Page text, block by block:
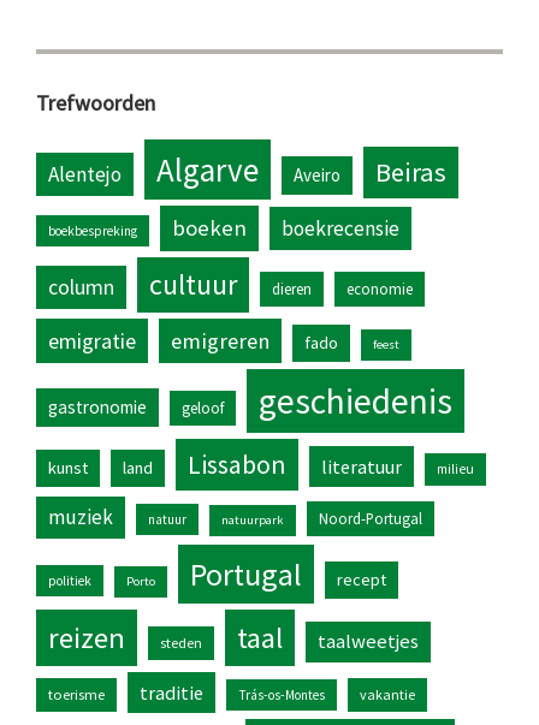
Trefwoorden
Alentejo Algarve Aveiro Beiras
boekbespreking boeken boekrecensie
column cultuur dieren economie
emigratie emigreren fado feest
gastronomie geloof geschiedenis
kunst land Lissabon literatuur milieu
muziek natuur natuurpark Noord-Portugal
politiek Porto Portugal recept
reizen steden taal taalweetjes
toerisme traditie Trás-os-Montes vakantie